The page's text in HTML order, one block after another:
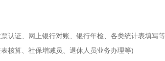
认证、网上银行对账、银行年检、各类统计表填写
核算、社保增减员、退休人员业务办理等)